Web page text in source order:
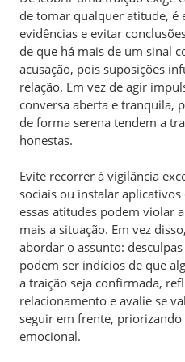
de tomar qualquer atitude, é
evidências e evitar
de que há mais de um sinal
acusação, pois suposições
relação. Em vez de agir
conversa aberta e tranquila,
de forma serena tendem a
honestas.
Evite recorrer à vigilância
sociais ou instalar
essas atitudes podem violar
mais a situação. Em vez
abordar o assunto:
podem ser indícios de que
a traição seja confirmada,
relacionamento e avalie se
seguir em frente,
emocional.